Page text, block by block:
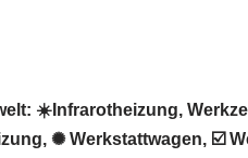
☀️Infrarotheizung,
✺ Werkstattwagen, ☑️